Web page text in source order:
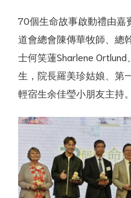
70個生命故事啟動禮由嘉
道會總會陳傳華牧師、總
士何笑蓮Sharlene
生，院長羅美珍姑娘、第
輕宿生余佳瑩小朋友主持。